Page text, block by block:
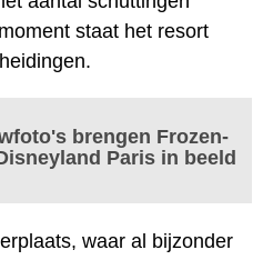
staat het resort
brengen Frozen-
Paris in beeld
waar al bijzonder